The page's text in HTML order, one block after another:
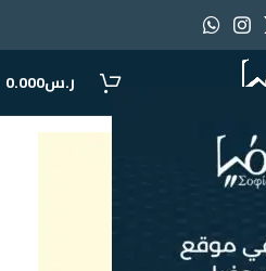
ر.س0.000